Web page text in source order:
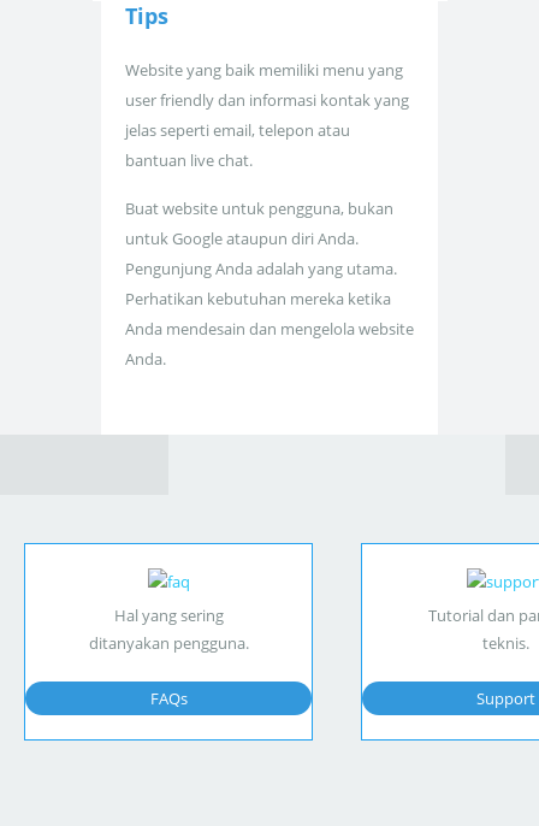
Tips
Website yang baik memiliki menu yang
user friendly dan informasi kontak yang
jelas seperti email, telepon atau
bantuan live chat.
Buat website untuk pengguna, bukan
untuk Google ataupun diri Anda.
Pengunjung Anda adalah yang utama.
Perhatikan kebutuhan mereka ketika
Anda mendesain dan mengelola website
Anda.
Hal yang sering
ditanyakan pengguna.
FAQs
Tutorial dan
teknis.
Support